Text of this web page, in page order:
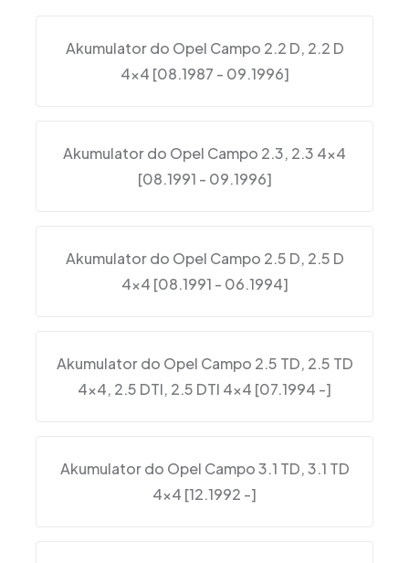
Akumulator do Opel Campo 2.2 D, 2.2 D
4×4 [08.1987 - 09.1996]
Akumulator do Opel Campo 2.3, 2.3 4×4
[08.1991 - 09.1996]
Akumulator do Opel Campo 2.5 D, 2.5 D
4×4 [08.1991 - 06.1994]
Akumulator do Opel Campo 2.5 TD, 2.5 TD
4×4, 2.5 DTI, 2.5 DTI 4×4 [07.1994 -]
Akumulator do Opel Campo 3.1 TD, 3.1 TD
4×4 [12.1992 -]